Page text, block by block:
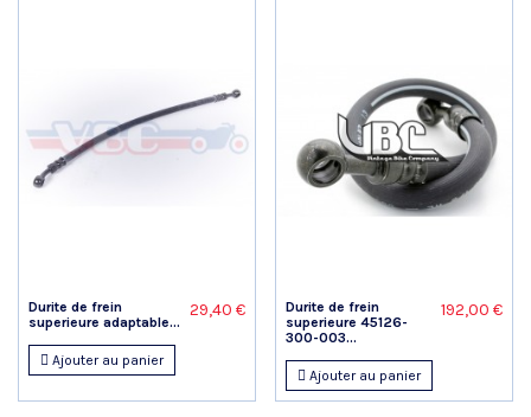
Durite de frein
superieure adaptable...
29,40 €
Ajouter au panier
Durite de frein
superieure 45126-
300-003...
192,00 €
Ajouter au panier